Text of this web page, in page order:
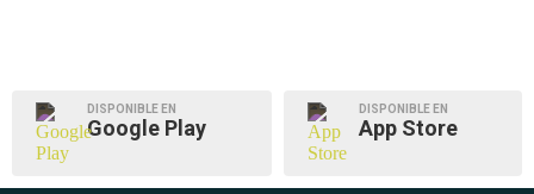
DISPONIBLE EN
Google Play
DISPONIBLE EN
App Store